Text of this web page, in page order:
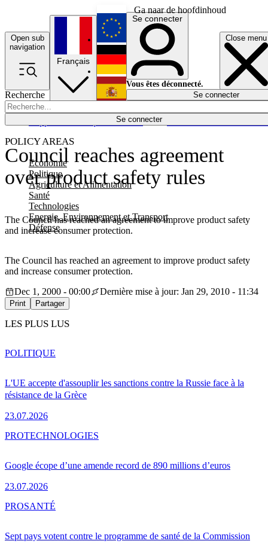
Ga naar de hoofdinhoud
Open sub
navigation
Close menu
Recherche
Se connecter
POLICY AREAS
Economie
Politique
Agriculture et Alimentation
Santé
Technologies
Energie, Environnement et Transport
Défense
Économie
Français
English
Deutsch
Español
Se connecter
Vous êtes déconnecté.
Se connecter
Council reaches agreement
over product safety rules
The Council has reached an agreement to improve product safety
and increase consumer protection.
The Council has reached an agreement to improve product safety
and increase consumer protection.
Dec 1, 2000 - 00:00
Dernière mise à jour: Jan 29, 2010 - 11:34
Print Partager
LES PLUS LUS
L'UE accepte d'assouplir les sanctions contre la Russie face à la
résistance de la Grèce
23.07.2026
POLITIQUE
Google écope d’une amende record de 890 millions d’euros
23.07.2026
PROTECHNOLOGIES
Sept pays votent contre le programme de santé de la Commission
PROSANTÉ